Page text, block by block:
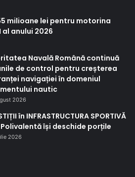
milioane lei pentru motorina
anului 2026
Navală Română continuă
de control pentru creșterea
navigației în domeniul
nautic
2026
în INFRASTRUCTURA SPORTIVĂ
își deschide porțile
2026